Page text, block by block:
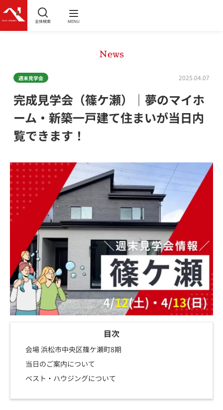
全体検索 MENU
News
週末見学会 2025.04.07
完成見学会（篠ケ瀬）｜夢のマイホ
ーム・新築一戸建て住まいが当日内
覧できます！
目次
会場 浜松市中央区篠ケ瀬町8期
当日のご案内について
ベスト・ハウジングについて